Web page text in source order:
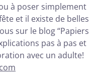
à poser simplement
et il existe de belles
sur le blog “Papiers
pas à pas et
avec un adulte!